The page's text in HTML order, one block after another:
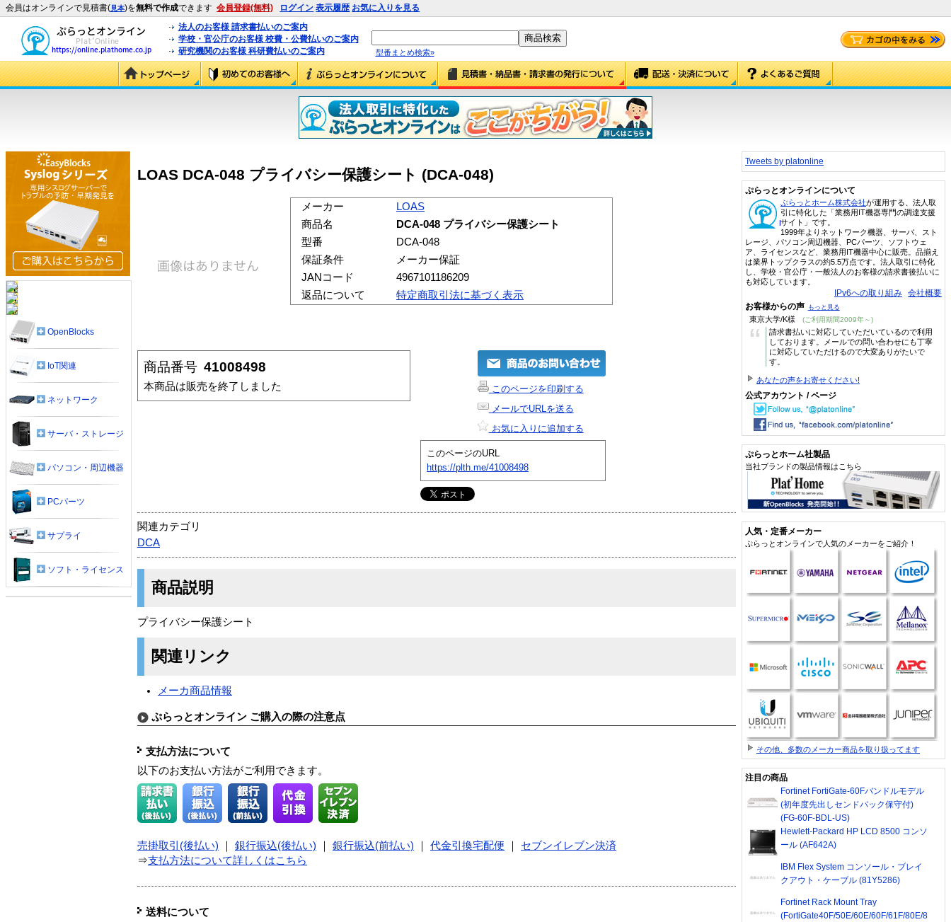
会員はオンラインで見積書(見本)を無料で作成できます 会員登録(無料) ログイン 表示履歴 お気に入りを見る
法人のお客様 請求書払いのご案内
学校・官公庁のお客様 校費・公費払いのご案内
研究機関のお客様 科研費払いのご案内
型番まとめ検索»
LOAS DCA-048 プライバシー保護シート (DCA-048)
メーカー
LOAS
商品名
DCA-048 プライバシー保護シート
型番
DCA-048
保証条件
メーカー保証
JANコード
4967101186209
返品について
特定商取引法に基づく表示
商品番号 41008498
本商品は販売を終了しました
このページを印刷する
メールでURLを送る
お気に入りに追加する
このページのURL
https://plth.me/41008498
関連カテゴリ
DCA
商品説明
プライバシー保護シート
関連リンク
メーカ商品情報
ぷらっとオンライン ご購入の際の注意点
支払方法について
以下のお支払い方法がご利用できます。
売掛取引(後払い) 銀行振込(後払い) 銀行振込(前払い) 代金引換宅配便
セブンイレブン決済
⇒支払方法について詳しくはこちら
送料について
OpenBlocks
IoT関連
ネットワーク
サーバ・ストレージ
パソコン・周辺機器
PCパーツ
サプライ
ソフト・ライセンス
Tweets by platonline
ぷらっとオンラインについて
ぷらっとホーム株式会社が運用する、法人取
引に特化した「業務用IT機器専門の調達支援
サイト」です。
1999年よりネットワーク機器、サーバ、スト
レージ、パソコン周辺機器、PCパーツ、ソフトウェ
ア、ライセンスなど、業務用IT機器中心に販売。品揃え
は業界トップクラスの約5.5万点です。法人取引に特化
し、学校・官公庁・一般法人のお客様の請求書後払いに
も対応しています。
IPv6への取り組み 会社概要
お客様からの声 もっと見る
東京大学/K様 (ご利用期間2009年～)
“
請求書払いに対応していただいているので利用
しております。メールでの問い合わせにも丁寧
に対応していただけるので大変ありがたいで
す。
あなたの声をお寄せください!
公式アカウント / ページ
ぷらっとホーム社製品
当社ブランドの製品情報はこちら
人気・定番メーカー
ぷらっとオンラインで人気のメーカーをご紹介！
その他、多数のメーカー商品を取り扱ってます
注目の商品
Fortinet FortiGate-60Fバンドルモデル
(初年度先出しセンドバック保守付)
(FG-60F-BDL-US)
Hewlett-Packard HP LCD 8500 コンソ
ール (AF642A)
IBM Flex System コンソール・ブレイ
クアウト・ケーブル (81Y5286)
Fortinet Rack Mount Tray
(FortiGate40F/50E/60E/60F/61F/80E/8